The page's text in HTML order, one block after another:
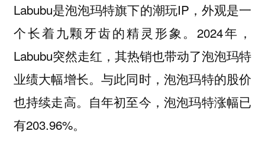
Labubu是泡泡玛特旗下的潮玩IP，外观是一
个长着九颗牙齿的精灵形象。2024年，
Labubu突然走红，其热销也带动了泡泡玛特
业绩大幅增长。与此同时，泡泡玛特的股价
也持续走高。自年初至今，泡泡玛特涨幅已
有203.96%。